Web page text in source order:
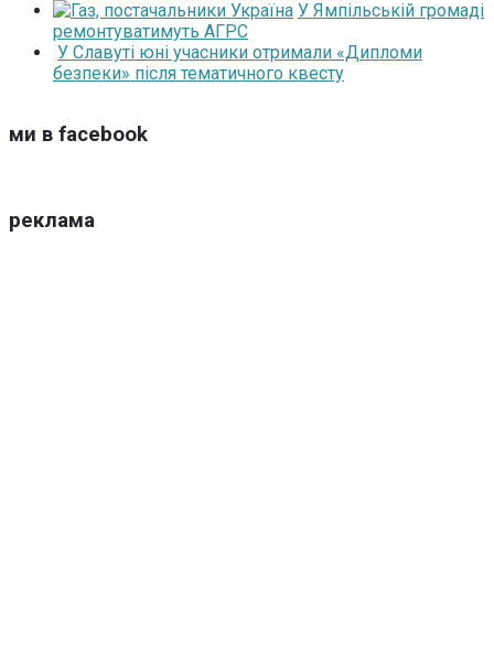
У Ямпільській громаді
ремонтуватимуть АГРС
У Славуті юні учасники отримали «Дипломи
безпеки» після тематичного квесту
ми в facebook
реклама